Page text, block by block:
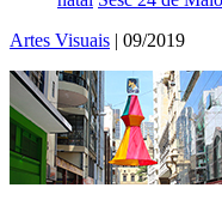
Artes Visuais | 09/2019